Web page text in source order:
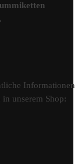
Informationen
unserem Shop: